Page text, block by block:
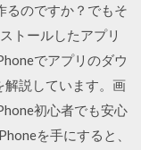
るのですか？でもそ
トールしたアプリ
でアプリのダウ
解説しています。画
初心者でも安心
を手にすると、